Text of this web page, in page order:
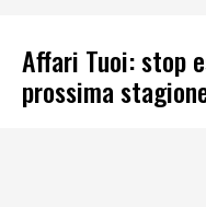
Affari Tuoi: stop
prossima